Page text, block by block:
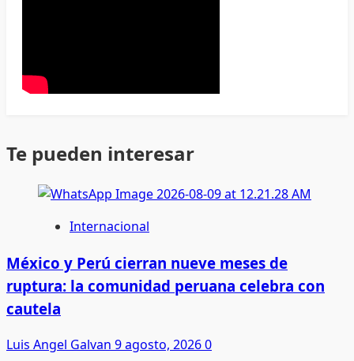
Te pueden interesar
Internacional
México y Perú cierran nueve meses de
ruptura: la comunidad peruana celebra con
cautela
Luis Angel Galvan 9 agosto, 20260